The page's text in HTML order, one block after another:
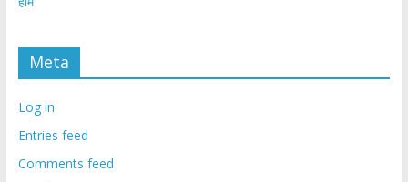
Meta
Log in
Entries feed
Comments feed